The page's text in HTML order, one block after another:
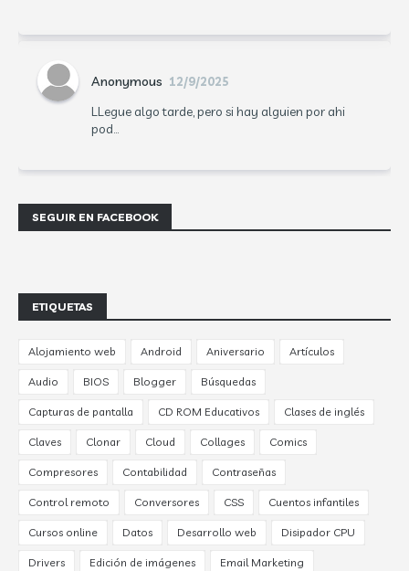
Anonymous 12/9/2025
LLegue algo tarde, pero si hay alguien por ahi
pod...
SEGUIR EN FACEBOOK
ETIQUETAS
Alojamiento web Android Aniversario Artículos
Audio BIOS Blogger Búsquedas
Capturas de pantalla CD ROM Educativos Clases de inglés
Claves Clonar Cloud Collages Comics
Compresores Contabilidad Contraseñas
Control remoto Conversores CSS Cuentos infantiles
Cursos online Datos Desarrollo web Disipador CPU
Drivers Edición de imágenes Email Marketing